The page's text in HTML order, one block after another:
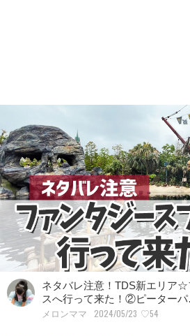
ネタバレ注意！TDS新エリア
スへ行って来た！②ピーター
メロンママ 2024/05/23 ♡54